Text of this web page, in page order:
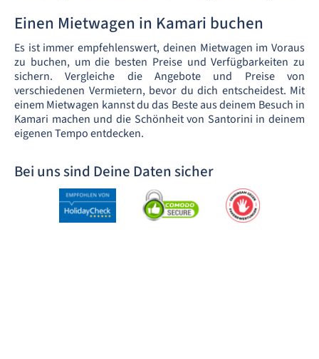
Einen Mietwagen in Kamari buchen
Es ist immer empfehlenswert, deinen Mietwagen im Voraus
zu buchen, um die besten Preise und Verfügbarkeiten zu
sichern. Vergleiche die Angebote und Preise von
verschiedenen Vermietern, bevor du dich entscheidest. Mit
einem Mietwagen kannst du das Beste aus deinem Besuch in
Kamari machen und die Schönheit von Santorini in deinem
eigenen Tempo entdecken.
Bei uns sind Deine Daten sicher